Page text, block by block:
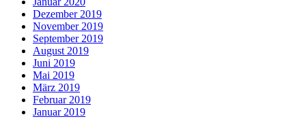
Dezember 2019
November 2019
September 2019
August 2019
Juni 2019
Mai 2019
März 2019
Februar 2019
Januar 2019